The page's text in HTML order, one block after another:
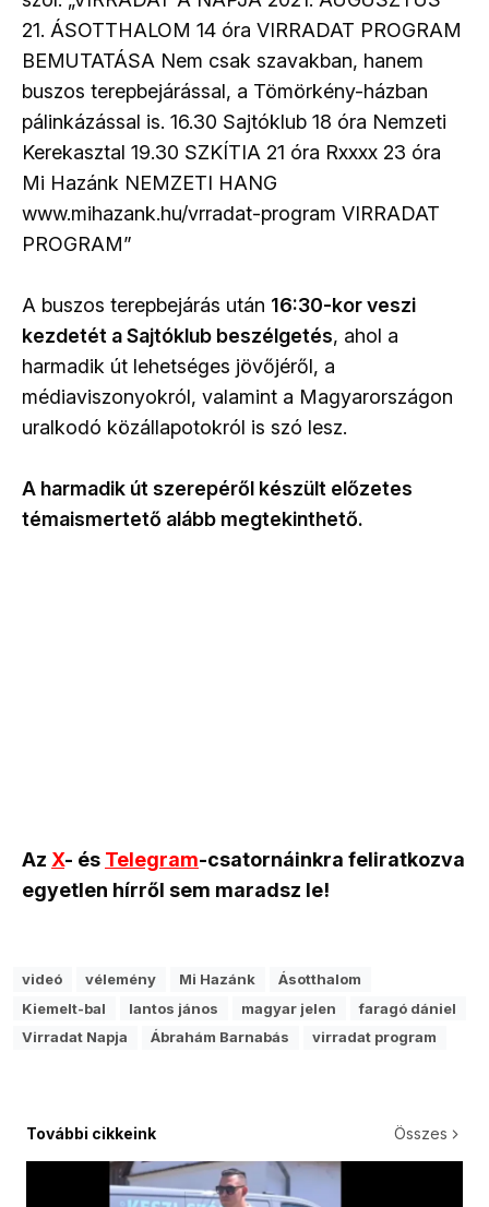
A buszos terepbejárás után 16:30-kor veszi
kezdetét a Sajtóklub beszélgetés, ahol a
harmadik út lehetséges jövőjéről, a
médiaviszonyokról, valamint a Magyarországon
uralkodó közállapotokról is szó lesz.
A harmadik út szerepéről készült előzetes
témaismertető alább megtekinthető.
Az X- és Telegram-csatornáinkra feliratkozva
egyetlen hírről sem maradsz le!
videó vélemény Mi Hazánk
Ásotthalom
Kiemelt-bal
lantos jános magyar jelen
faragó dániel
Virradat Napja
Ábrahám Barnabás virradat program
További cikkeink Összes